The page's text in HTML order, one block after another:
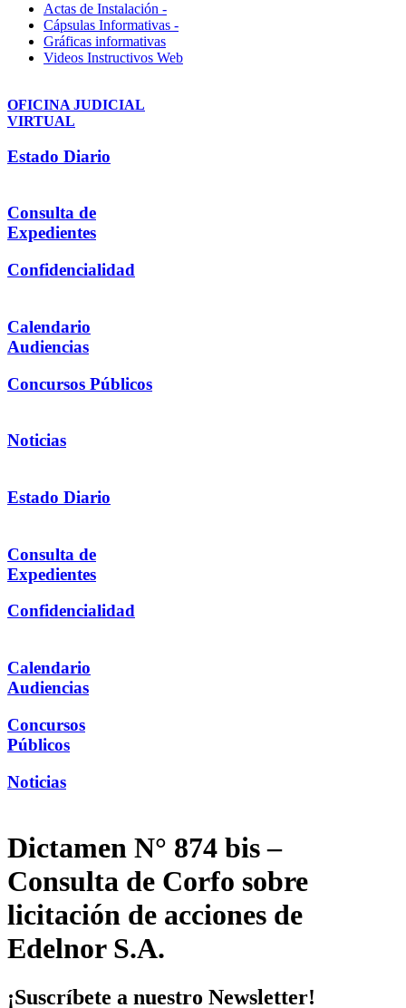
Actas de Instalación -
Cápsulas Informativas -
Gráficas informativas
Videos Instructivos Web
OFICINA JUDICIAL
VIRTUAL
Estado Diario
Consulta de
Expedientes
Confidencialidad
Calendario
Audiencias
Concursos Públicos
Noticias
Estado Diario
Consulta de
Expedientes
Confidencialidad
Calendario
Audiencias
Concursos
Públicos
Noticias
Dictamen N° 874 bis –
Consulta de Corfo sobre
licitación de acciones de
Edelnor S.A.
¡Suscríbete a nuestro Newsletter!